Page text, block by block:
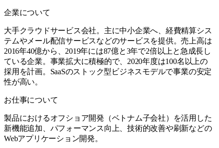
企業について
大手クラウドサービス会社。主に中小企業へ、経費精算シス
テムやメール配信サービスなどのサービスを提供。売上高は
2016年40億から、2019年には87億と3年で2倍以上と急成長し
ている企業。事業拡大に積極的で、2020年度は100名以上の
採用を計画。SaaSのストック型ビジネスモデルで事業の安定
性が高い。
お仕事について
製品におけるオフショア開発（ベトナム子会社）を活用した
新機能追加、パフォーマンス向上、技術的改善や刷新などの
Webアプリケーション開発。